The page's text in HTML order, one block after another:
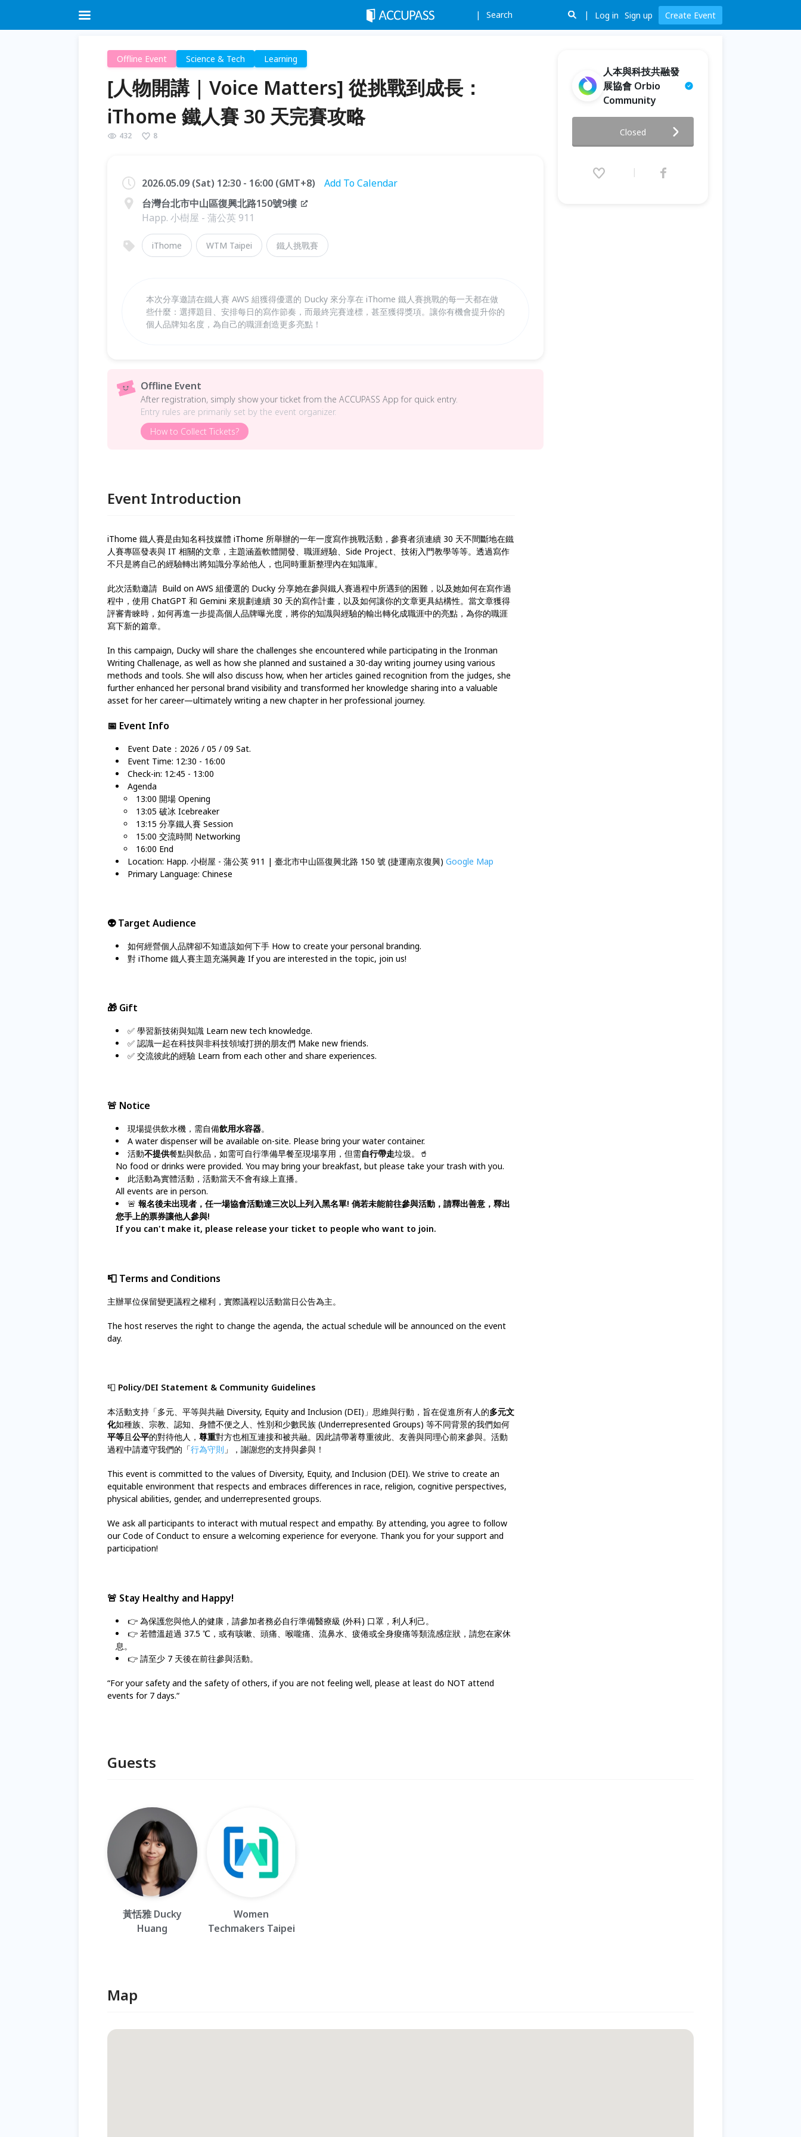
Search Log in Sign up Create Event
Offline Event Science & Tech Learning
[人物開講 | Voice Matters] 從挑戰到成長：
iThome 鐵人賽 30 天完賽攻略
432 8
2026.05.09 (Sat) 12:30 - 16:00 (GMT+8)
Add To Calendar
台灣台北市中山區復興北路150號9樓
Happ. 小樹屋 - 蒲公英 911
iThome WTM Taipei 鐵人挑戰賽
本次分享邀請在鐵人賽 AWS 組獲得優選的 Ducky 來分享在 iThome 鐵人賽挑戰的每一天都在做
些什麼：選擇題目、安排每日的寫作節奏，而最終完賽達標，甚至獲得獎項。讓你有機會提升你的
個人品牌知名度，為自己的職涯創造更多亮點！
Offline Event
After registration, simply show your ticket from the ACCUPASS App for quick entry.
Entry rules are primarily set by the event organizer.
How to Collect Tickets?
Event Introduction
iThome 鐵人賽是由知名科技媒體 iThome 所舉辦的一年一度寫作挑戰活動，參賽者須連續 30 天不間斷地在鐵
人賽專區發表與 IT 相關的文章，主題涵蓋軟體開發、職涯經驗、Side Project、技術入門教學等等。透過寫作
不只是將自己的經驗轉出將知識分享給他人，也同時重新整理內在知識庫。
此次活動邀請 Build on AWS 組優選的 Ducky 分享她在參與鐵人賽過程中所遇到的困難，以及她如何在寫作過
程中，使用 ChatGPT 和 Gemini 來規劃連續 30 天的寫作計畫，以及如何讓你的文章更具結構性。當文章獲得
評審青睞時，如何再進一步提高個人品牌曝光度，將你的知識與經驗的輸出轉化成職涯中的亮點，為你的職涯
寫下新的篇章。
In this campaign, Ducky will share the challenges she encountered while participating in the Ironman
Writing Challenage, as well as how she planned and sustained a 30-day writing journey using various
methods and tools. She will also discuss how, when her articles gained recognition from the judges, she
further enhanced her personal brand visibility and transformed her knowledge sharing into a valuable
asset for her career—ultimately writing a new chapter in her professional journey.
📅 Event Info
Event Date：2026 / 05 / 09 Sat.
Event Time: 12:30 - 16:00
Check-in: 12:45 - 13:00
Agenda
13:00 開場 Opening
13:05 破冰 Icebreaker
13:15 分享鐵人賽 Session
15:00 交流時間 Networking
16:00 End
Location: Happ. 小樹屋 - 蒲公英 911 | 臺北市中山區復興北路 150 號 (捷運南京復興) Google Map
Primary Language: Chinese
👽 Target Audience
如何經營個人品牌卻不知道該如何下手 How to create your personal branding.
對 iThome 鐵人賽主題充滿興趣 If you are interested in the topic, join us!
🎁 Gift
✅ 學習新技術與知識 Learn new tech knowledge.
✅ 認識一起在科技與非科技領域打拼的朋友們 Make new friends.
✅ 交流彼此的經驗 Learn from each other and share experiences.
🚨 Notice
現場提供飲水機，需自備飲用水容器。
A water dispenser will be available on-site. Please bring your water container.
活動不提供餐點與飲品，如需可自行準備早餐至現場享用，但需自行帶走垃圾。🥤
No food or drinks were provided. You may bring your breakfast, but please take your trash with you.
此活動為實體活動，活動當天不會有線上直播。
All events are in person.
🚨 報名後未出現者，任一場協會活動達三次以上列入黑名單! 倘若未能前往參與活動，請釋出善意，釋出
您手上的票券讓他人參與!
If you can't make it, please release your ticket to people who want to join.
📮 Terms and Conditions
主辦單位保留變更議程之權利，實際議程以活動當日公告為主。
The host reserves the right to change the agenda, the actual schedule will be announced on the event
day.
📮 Policy/DEI Statement & Community Guidelines
本活動支持「多元、平等與共融 Diversity, Equity and Inclusion (DEI)」思維與行動，旨在促進所有人的多元文
化如種族、宗教、認知、身體不便之人、性別和少數民族 (Underrepresented Groups) 等不同背景的我們如何
平等且公平的對待他人， 尊重對方也相互連接和被共融。因此請帶著尊重彼此、友善與同理心前來參與。活動
過程中請遵守我們的「行為守則 」，謝謝您的支持與參與！
This event is committed to the values of Diversity, Equity, and Inclusion (DEI). We strive to create an
equitable environment that respects and embraces differences in race, religion, cognitive perspectives,
physical abilities, gender, and underrepresented groups.
We ask all participants to interact with mutual respect and empathy. By attending, you agree to follow
our Code of Conduct to ensure a welcoming experience for everyone. Thank you for your support and
participation!
🚨 Stay Healthy and Happy!
👉 為保護您與他人的健康，請參加者務必自行準備醫療級 (外科) 口罩，利人利己。
👉 若體溫超過 37.5 ℃，或有咳嗽、頭痛、喉嚨痛、流鼻水、疲倦或全身痠痛等類流感症狀，請您在家休
息。
👉 請至少 7 天後在前往參與活動。
“For your safety and the safety of others, if you are not feeling well, please at least do NOT attend
events for 7 days.“
人本與科技共融發
展協會 Orbio
Community
挑戰到成長：iThome 鐵人賽
30 天完賽攻略
(GMT+8)
Closed
Guests
黃恬雅 Ducky
Huang
Women
Techmakers Taipei
Map